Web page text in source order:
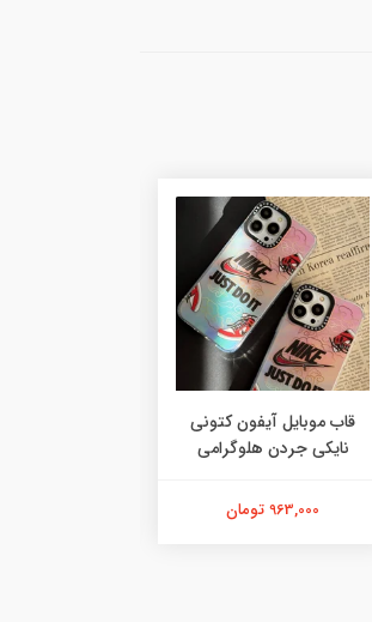
قاب موبایل آیفون کتونی
نایکی جردن هلوگرامی
963,000 تومان